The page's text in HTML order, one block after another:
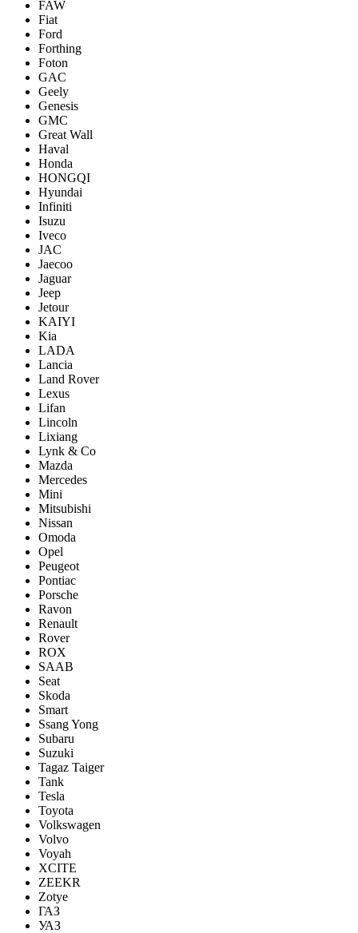
FAW
Fiat
Ford
Forthing
Foton
GAC
Geely
Genesis
GMC
Great Wall
Haval
Honda
HONGQI
Hyundai
Infiniti
Isuzu
Iveco
JAC
Jaecoo
Jaguar
Jeep
Jetour
KAIYI
Kia
LADA
Lancia
Land Rover
Lexus
Lifan
Lincoln
Lixiang
Lynk & Co
Mazda
Mercedes
Mini
Mitsubishi
Nissan
Omoda
Opel
Peugeot
Pontiac
Porsсhe
Ravon
Renault
Rover
ROX
SAAB
Seat
Skoda
Smart
Ssang Yong
Subaru
Suzuki
Tagaz Taiger
Tank
Tesla
Toyota
Volkswagen
Volvo
Voyah
XCITE
ZEEKR
Zotye
ГАЗ
УАЗ